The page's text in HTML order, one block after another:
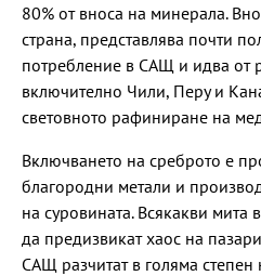
80% от вноса на минерала.
страна, представлява почти
потребление в САЩ и идва от
включително Чили, Перу и
световното рафиниране на
Включването на среброто е
благородни метали и
на суровината. Всякакви мита
да предизвикат хаос на
САЩ разчитат в голяма степен